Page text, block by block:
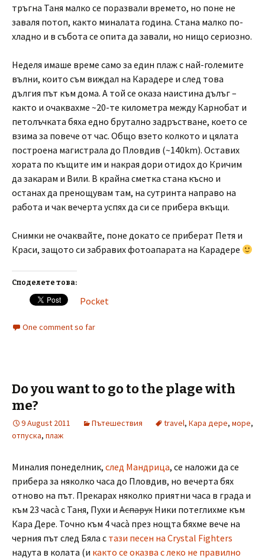
тръгна Таня малко се поразвали времето, но поне не
заваля потоп, както миналата година. Стана малко по-
хладно и в събота се опита да завали, но нищо сериозно.
Неделя имаше време само за един плаж с най-големите
вълни, които съм виждал на Карадере и след това
дългия път към дома. А той се оказа наистина дълъг –
както и очаквахме ~20-те километра между Карнобат и
петолъчката бяха едно брутално задръстване, което се
взима за повече от час. Общо взето колкото и цялата
построена магистрала до Пловдив (~140km). Оставих
хората по къщите им и накрая дори отидох до Кричим
да закарам и Вили. В крайна сметка стана късно и
останах да пренощувам там, на сутринта направо на
работа и чак вечерта успях да си се прибера вкъщи.
Снимки не очаквайте, поне докато се приберат Петя и
Краси, защото си забравих фотоапарата на Карадере
Споделете това:
Pocket
One comment so far
Do you want to go to the plage with
me?
9 August 2011 Пътешествия travel, Кара дере, море,
отпуска, плаж
Миналия понеделник, след Мандрица, се наложи да се
прибера за няколко часа до Пловдив, но вечерта бях
отново на път. Прекарах няколко приятни часа в града и
към 23 часà с Таня, Пухи и Аспарух Ники потеглихме към
Кара Дере. Точно към 4 часà през нощта бяхме вече на
черния път след Бяла с тази песен на Crystal Fighters
надута в колата (и както се оказва с леко не правилно